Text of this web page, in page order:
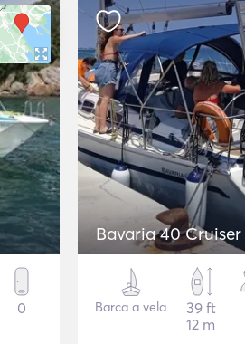
0
Bavaria 40 Cruiser
Barca a vela
39 ft
12 m